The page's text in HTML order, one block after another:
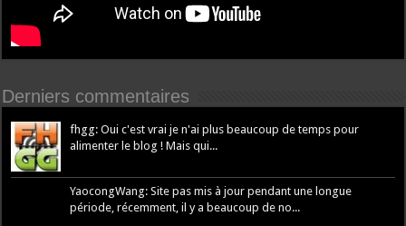
Derniers commentaires
fhgg: Oui c'est vrai je n'ai plus beaucoup de temps pour
alimenter le blog ! Mais qui...
YaocongWang: Site pas mis à jour pendant une longue
période, récemment, il y a beaucoup de no...